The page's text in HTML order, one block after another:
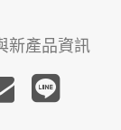
新產品資訊